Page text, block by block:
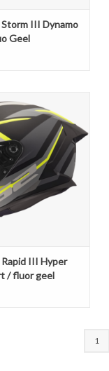
Storm III Dynamo
Geel
/ fluor geel
AAN WINKELWAGEN
Rapid III Hyper
/ fluor geel
1